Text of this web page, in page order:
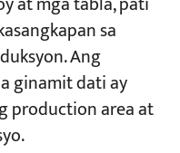
sa
Ang
ginamit dati ay
production area at